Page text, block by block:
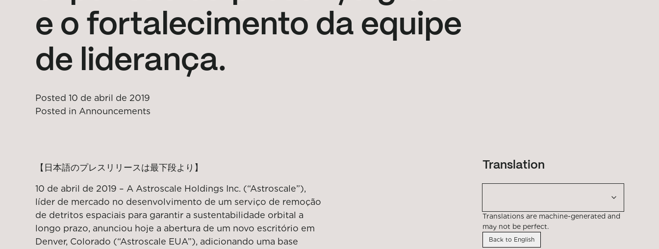
e o fortalecimento da equipe
de liderança.
Posted 10 de abril de 2019
Posted in Announcements
【日本語のプレスリリースは最下段より】
10 de abril de 2019 – A Astroscale Holdings Inc. (“Astroscale”),
líder de mercado no desenvolvimento de um serviço de remoção
de detritos espaciais para garantir a sustentabilidade orbital a
longo prazo, anunciou hoje a abertura de um novo escritório em
Denver, Colorado (“Astroscale EUA”), adicionando uma base
Translation
Translations are machine-generated and
may not be perfect.
Back to English